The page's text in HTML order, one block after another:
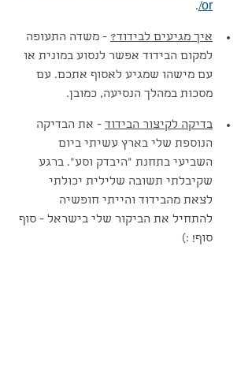
or/
.
איך מגיעים לבידוד? - משדה התעופה
למקום הבידוד אפשר לנסוע במונית או
עם מישהו שמגיע לאסוף אתכם. עם
מסכות במהלך הנסיעה, כמובן.
בדיקה לקיצור הבידוד - את הבדיקה
הנוספת שלי בארץ עשיתי ביום
השביעי בתחנת ״היבדק וסע״. ברגע
שקיבלתי תשובה שלילית יכולתי
לצאת מהבידוד והייתי חופשיה
להתחיל את הביקור שלי בישראל - סוף
סוף! :)